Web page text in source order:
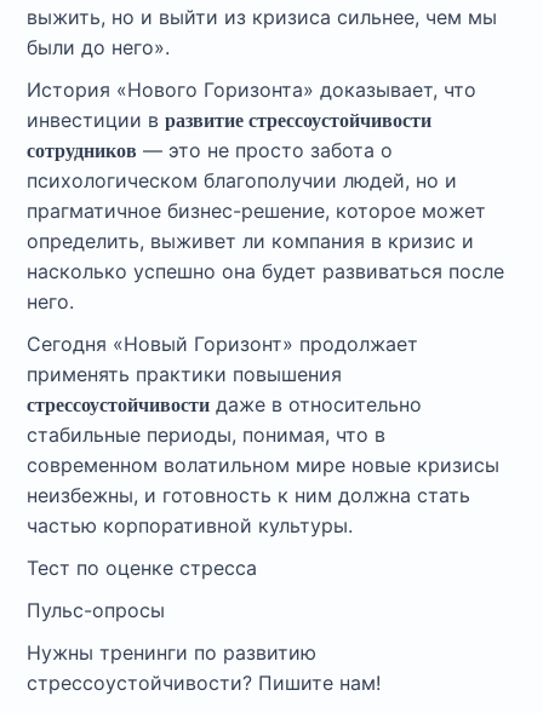
выжить, но и выйти из кризиса сильнее, чем мы
были до него».
История «Нового Горизонта» доказывает, что
инвестиции в развитие стрессоустойчивости
сотрудников — это не просто забота о
психологическом благополучии людей, но и
прагматичное бизнес-решение, которое может
определить, выживет ли компания в кризис и
насколько успешно она будет развиваться после
него.
Сегодня «Новый Горизонт» продолжает
применять практики повышения
стрессоустойчивости даже в относительно
стабильные периоды, понимая, что в
современном волатильном мире новые кризисы
неизбежны, и готовность к ним должна стать
частью корпоративной культуры.
Тест по оценке стресса
Пульс-опросы
Нужны тренинги по развитию
стрессоустойчивости? Пишите нам!